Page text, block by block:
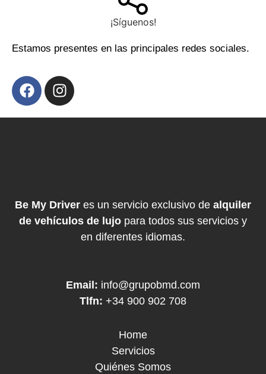
¡Síguenos!
Estamos presentes en las principales redes sociales.
Be My Driver es un servicio exclusivo de alquiler
de vehículos de lujo para todos sus servicios y
en diferentes idiomas.
Email: info@grupobmd.com
Tlfn: +34 900 902 708
Home
Servicios
Quiénes Somos